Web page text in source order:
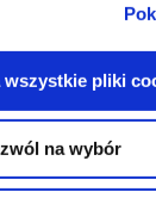
wszystkie pliki
na wybór
w